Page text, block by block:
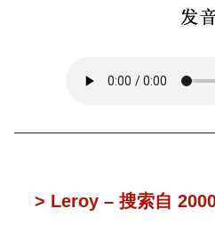
> Leroy – 搜索自